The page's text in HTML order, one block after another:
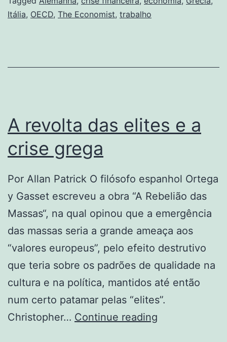
Itália, OECD, The Economist, trabalho
A revolta das elites e a
crise grega
Por Allan Patrick O filósofo espanhol Ortega
y Gasset escreveu a obra “A Rebelião das
Massas“, na qual opinou que a emergência
das massas seria a grande ameaça aos
“valores europeus”, pelo efeito destrutivo
que teria sobre os padrões de qualidade na
cultura e na política, mantidos até então
num certo patamar pelas “elites”.
Christopher… Continue reading